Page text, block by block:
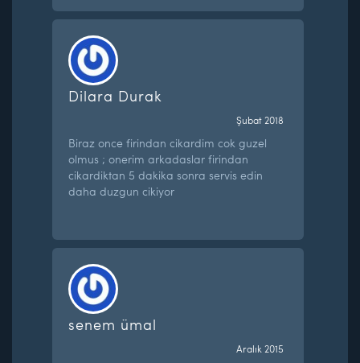
Dilara Durak
Şubat 2018
Biraz once firindan cikardim cok guzel
olmus ; onerim arkadaslar firindan
cikardiktan 5 dakika sonra servis edin
daha duzgun cikiyor
senem ümal
Aralık 2015